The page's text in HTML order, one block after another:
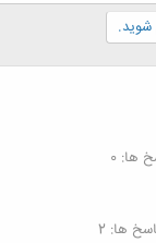
شوید.
ها: 0
ها: 2